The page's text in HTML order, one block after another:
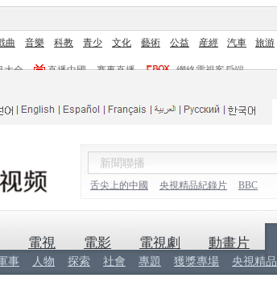
曲 音樂 科教 青少 文化 藝術 公益 産經 汽車 旅游
大全 直播中國 賽事直播 網絡電視客戶端
舌尖上的中國 央視精品紀錄片 BBC
電視 電影 電視劇 動畫片
事 人物 探索 社會 專題 獲獎專場 央視精品